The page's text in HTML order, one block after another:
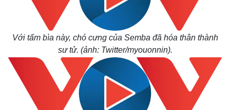
Với tấm bìa này, chó cưng của Semba đã hóa thân thành
sư tử. (ảnh: Twitter/myouonnin).